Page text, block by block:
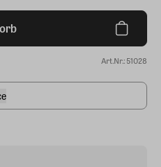
Art.Nr.: 51028